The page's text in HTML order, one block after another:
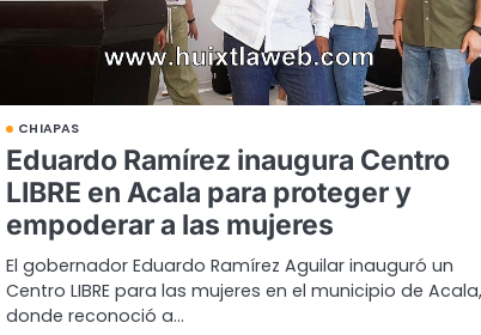
CHIAPAS
Eduardo Ramírez inaugura Centro
LIBRE en Acala para proteger y
empoderar a las mujeres
El gobernador Eduardo Ramírez Aguilar inauguró un
Centro LIBRE para las mujeres en el municipio de
donde reconoció a…